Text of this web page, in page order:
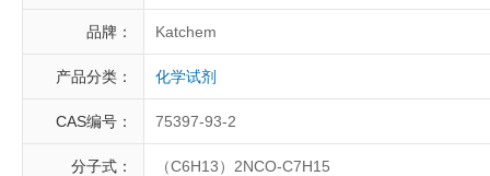
Berry & Associates
LGC Maine Standards
Abbexa AbD Serotec
品牌： Katchem
产品分类： 化学试剂
CAS编号： 75397-93-2
分子式： （C6H13）2NCO-C7H15